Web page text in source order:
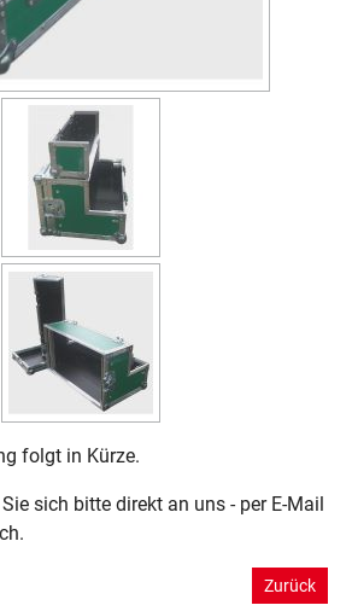
folgt in Kürze.
sich bitte direkt an uns - per E-Mail
Zurück